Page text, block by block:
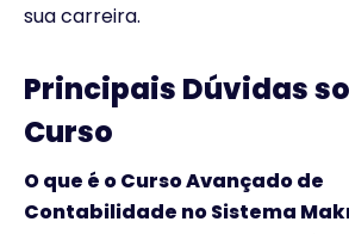
sua carreira.
Principais Dúvidas
Curso
O que é o Curso Avançado de
Contabilidade no Sistema